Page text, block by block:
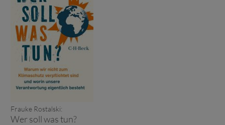
Frauke Rostalski:
Wer soll was tun?